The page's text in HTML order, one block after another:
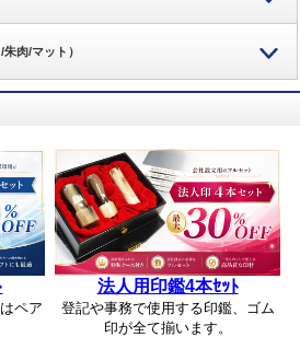
肉/マット）
ペア
法人用印鑑4本ｾｯﾄ
登記や事務で使用する印鑑、ゴム
印が全て揃います。